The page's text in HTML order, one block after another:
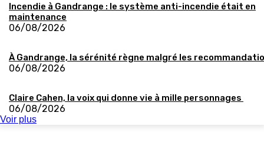
Incendie à Gandrange : le système anti-incendie était en
maintenance
06/08/2026
À Gandrange, la sérénité règne malgré les
06/08/2026
Claire Cahen, la voix qui donne vie à mille personnages
06/08/2026
Voir plus